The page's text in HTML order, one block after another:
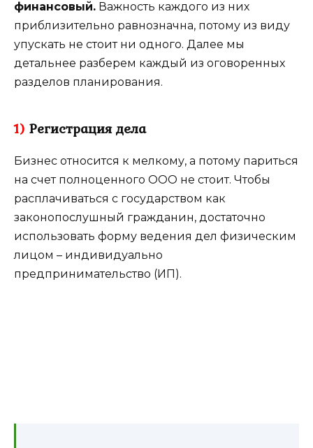
финансовый. Важность каждого из них
приблизительно равнозначна, потому из виду
упускать не стоит ни одного. Далее мы
детальнее разберем каждый из оговоренных
разделов планирования.
1) Регистрация дела
Бизнес относится к мелкому, а потому париться
на счет полноценного ООО не стоит. Чтобы
расплачиваться с государством как
законопослушный гражданин, достаточно
использовать форму ведения дел физическим
лицом – индивидуально
предпринимательство (ИП).